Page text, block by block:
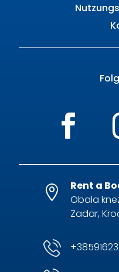

Rent a
Obala
Zadar,